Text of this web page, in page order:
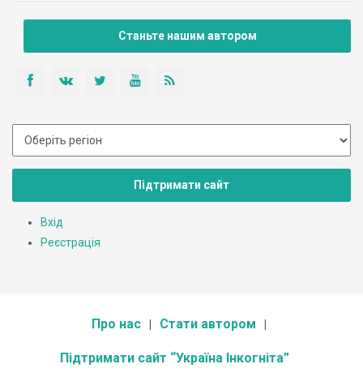
Станьте нашим автором
Підтримати сайт
Вхід
Реєстрація
Про нас Стати автором
Підтримати сайт “Україна Інкогніта”